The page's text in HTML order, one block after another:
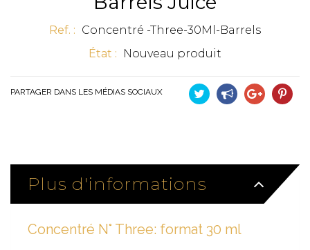
Ref. : Concentré -Three-30Ml-Barrels
État :
Nouveau produit
PARTAGER DANS LES MÉDIAS SOCIAUX
Plus d'informations
Concentré N° Three: format 30 ml